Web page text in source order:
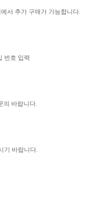
서 추가 구매가 가능합니다.
번호 입력
의 바랍니다.
기 바랍니다.